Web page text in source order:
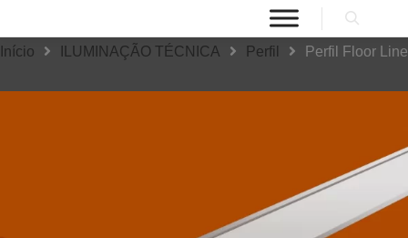
Início ILUMINAÇÃO TÉCNICA Perfil Perfil Floor Line